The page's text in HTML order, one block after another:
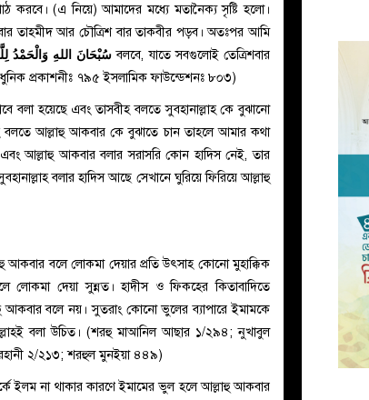
করবে। (এ নিয়ে) আমাদের মধ্যে মতানৈক্য সৃষ্টি হলো।
তাহমীদ আর চৌত্রিশ বার তাকবীর পড়ব। অতঃপর আমি
سُبْحَانَ اللهِ وَالْحَمْدُ বলবে, যাতে সবগুলোই তেত্রিশবার
প্রকাশনীঃ ৭৯৫ ইসলামিক ফাউন্ডেশনঃ ৮০৩)
বলা হয়েছে এবং তাসবীহ বলতে সুবহানাল্লাহ কে বুঝানো
বলতে আল্লাহু আকবার কে বুঝাতে চান তাহলে আমার কথা
এবং আল্লাহু আকবার বলার সরাসরি কোন হাদিস নেই, তার
বলার হাদিস আছে সেখানে ঘুরিয়ে ফিরিয়ে আল্লাহু
বলে লোকমা দেয়ার প্রতি উৎসাহ কোনো মুহাক্কিক
লোকমা দেয়া সুন্নত। হাদীস ও ফিকহের কিতাবাদিতে
আকবার বলে নয়। সুতরাং কোনো ভুলের ব্যাপারে ইমামকে
বলা উচিত। (শরহু মাআনিল আছার ১/২৯৪; নুখাবুল
২/২১৩; শরহুল মুনইয়া ৪৪৯)
ইলম না থাকার কারণে ইমামের ভুল হলে আল্লাহু আকবার